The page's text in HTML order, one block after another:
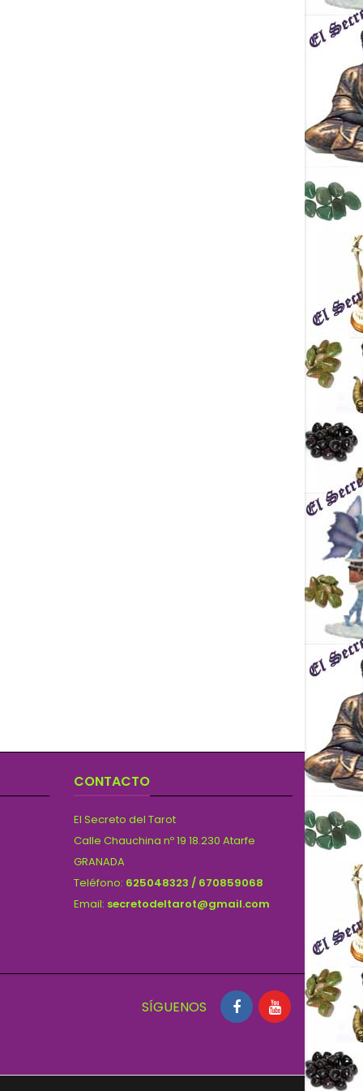
CONTACTO
El Secreto del Tarot
Calle Chauchina nº 19 18.230 Atarfe
GRANADA
Teléfono: 625048323 / 670859068
Email: secretodeltarot@gmail.com
SÍGUENOS